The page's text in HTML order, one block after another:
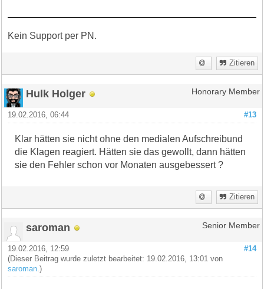
Kein Support per PN.
Zitieren
Hulk Holger Honorary Member
#13
19.02.2016, 06:44
Klar hätten sie nicht ohne den medialen Aufschreibund
die Klagen reagiert. Hätten sie das gewollt, dann hätten
sie den Fehler schon vor Monaten ausgebessert ?
Zitieren
saroman Senior Member
#14
19.02.2016, 12:59
(Dieser Beitrag wurde zuletzt bearbeitet: 19.02.2016, 13:01 von
saroman.)